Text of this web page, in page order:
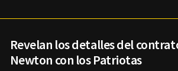
Revelan los detalles del
Newton con los Patriotas